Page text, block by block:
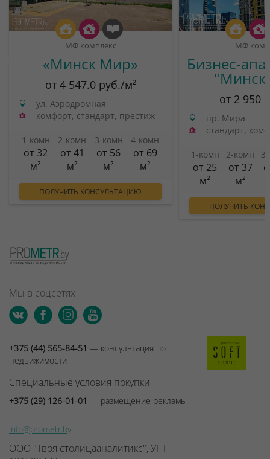
МФ комплекс
«Минск Мир»
от 4 547.0 руб./м²
ул. Аэродромная
комфорт, стандарт, престиж
1-комн
от 32
м²
2-комн
от 41
м²
3-комн
от 56
м²
4-комн
от 69
м²
ПОЛУЧИТЬ КОНСУЛЬТАЦИЮ
МФ
Бизнес-
от 2 950
пр. Мира
стандарт,
1-комн
от 25
м²
2-комн
от 37
м²
ПОЛУЧИТЬ
Мы в соцсетях
+375 (44) 565-84-51 — консультация по
недвижимости
Специальные условия покупки
+375 (29) 126-01-01 — размещение рекламы
info@prometr.by
ООО "Твоя столицааналитикс", УНП